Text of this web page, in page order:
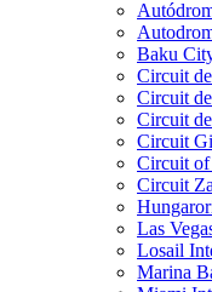
Baku
Circuit
Circuit
Circuit
Circuit
Circuit of
Circuit
Las
Losail
Marina